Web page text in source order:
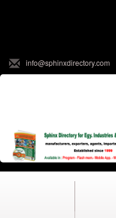
info@sphinxdirectory.com